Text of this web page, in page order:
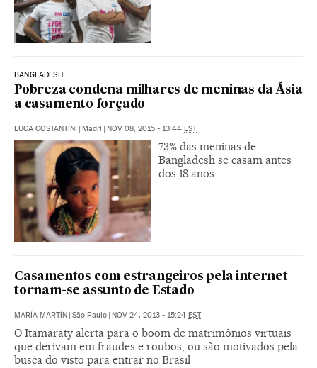
BANGLADESH
Pobreza condena milhares de meninas da Ásia
a casamento forçado
LUCA COSTANTINI Madri NOV 08, 2015 - 13:44 EST
73% das meninas de
Bangladesh se casam antes
dos 18 anos
Casamentos com estrangeiros pela internet
tornam-se assunto de Estado
MARÍA MARTÍN | São Paulo | NOV 24, 2013 - 15:24 EST
O Itamaraty alerta para o boom de matrimônios virtuais
que derivam em fraudes e roubos, ou são motivados pela
busca do visto para entrar no Brasil